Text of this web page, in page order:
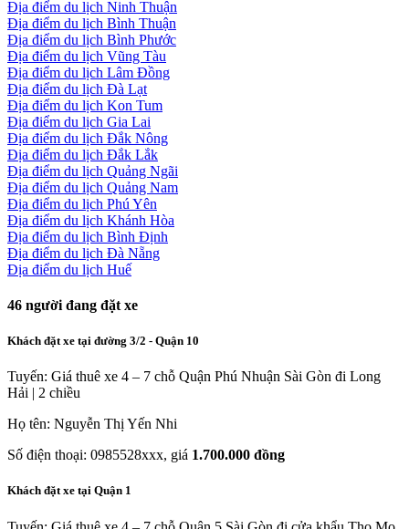
Địa điểm du lịch Ninh Thuận
Địa điểm du lịch Bình Thuận
Địa điểm du lịch Bình Phước
Địa điểm du lịch Vũng Tàu
Địa điểm du lịch Lâm Đồng
Địa điểm du lịch Đà Lạt
Địa điểm du lịch Kon Tum
Địa điểm du lịch Gia Lai
Địa điểm du lịch Đắk Nông
Địa điểm du lịch Đắk Lắk
Địa điểm du lịch Quảng Ngãi
Địa điểm du lịch Quảng Nam
Địa điểm du lịch Phú Yên
Địa điểm du lịch Khánh Hòa
Địa điểm du lịch Bình Định
Địa điểm du lịch Đà Nẵng
Địa điểm du lịch Huế
46 người đang đặt xe
Khách đặt xe tại đường 3/2 - Quận 10
Tuyến: Giá thuê xe 4 – 7 chỗ Quận Phú Nhuận Sài Gòn đi Long
Hải | 2 chiều
Họ tên: Nguyễn Thị Yến Nhi
Số điện thoại: 0985528xxx, giá 1.700.000 đồng
Khách đặt xe tại Quận 1